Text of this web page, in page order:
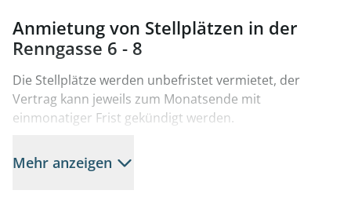
Anmietung von Stellplätzen in der
Renngasse 6 - 8
Die Stellplätze werden unbefristet vermietet, der
Vertrag kann jeweils zum Monatsende mit
einmonatiger Frist gekündigt werden.
Die Gesamtmiete beläuft sich auf dzt. € 360,00
inklusive BK und USt.
Mehr anzeigen